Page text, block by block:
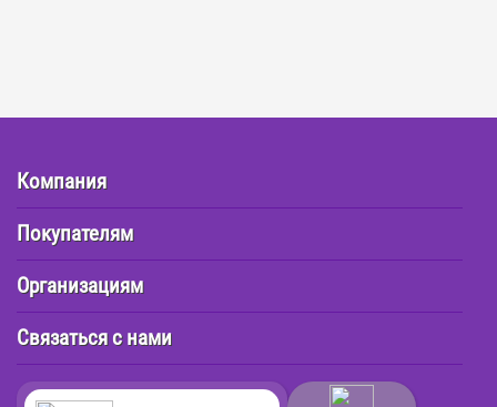
Компания
Покупателям
Организациям
Связаться с нами